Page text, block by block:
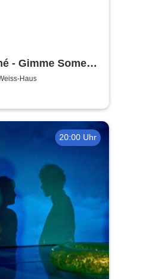
- Gimme Some
Haus
20:00 Uhr